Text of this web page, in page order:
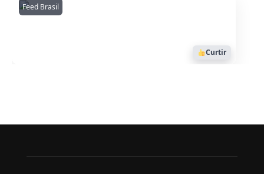
Feed BrasilAmazonianarede
1053
Curtir